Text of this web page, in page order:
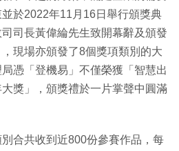
於2022年11月16日舉行頒獎典
司長黃偉綸先生致開幕辭及頒發
現場亦頒發了8個獎項類別的大
憑「登機易」不僅榮獲「智慧出
獎」，頒獎禮於一片掌聲中圓滿
合共收到近800份參賽作品，每